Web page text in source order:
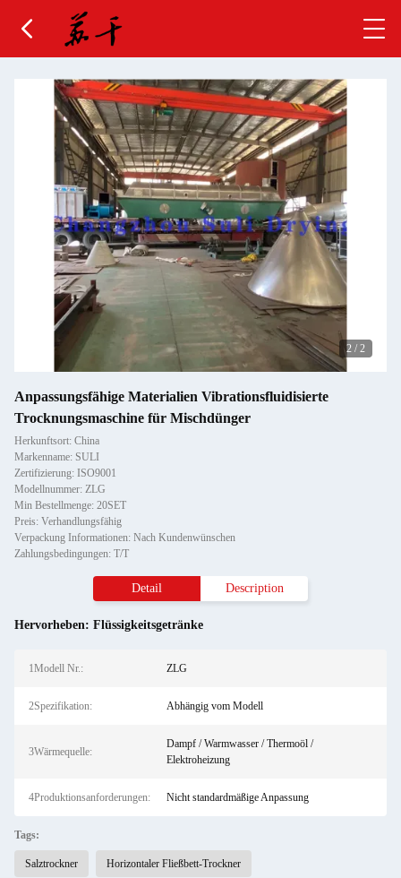
2 / 2
Anpassungsfähige Materialien Vibrationsfluidisierte
Trocknungsmaschine für Mischdünger
Herkunftsort: China
Markenname: SULI
Zertifizierung: ISO9001
Modellnummer: ZLG
Min Bestellmenge: 20SET
Preis: Verhandlungsfähig
Verpackung Informationen: Nach Kundenwünschen
Zahlungsbedingungen: T/T
Detail Description
Hervorheben: Flüssigkeitsgetränke
1Modell Nr.: ZLG
2Spezifikation: Abhängig vom Modell
3Wärmequelle:
Dampf / Warmwasser / Thermoöl /
Elektroheizung
4Produktionsanforderungen: Nicht standardmäßige Anpassung
Tags:
Salztrockner Horizontaler Fließbett-Trockner